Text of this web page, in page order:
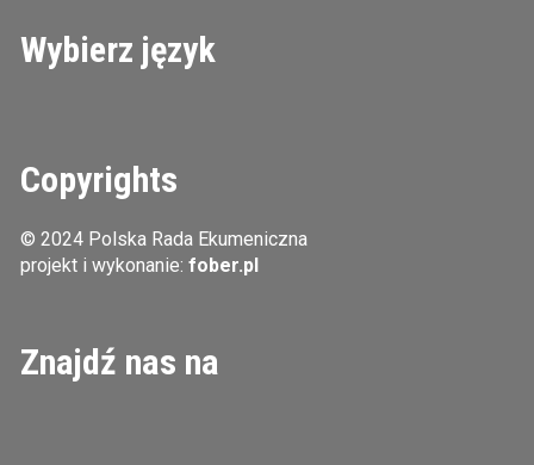
Wybierz język
Copyrights
© 2024 Polska Rada Ekumeniczna
projekt i wykonanie: fober.pl
Znajdź nas na